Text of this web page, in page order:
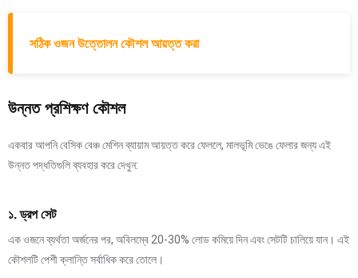
সঠিক ওজন উত্তোলন কৌশল আয়ত্ত করা
উন্নত প্রশিক্ষণ কৌশল
একবার আপনি বেসিক বেঞ্চ মেশিন ব্যায়াম আয়ত্ত করে ফেললে, মালভূমি ভেঙে ফেলার জন্য এই
উন্নত পদ্ধতিগুলি ব্যবহার করে দেখুন:
১. ড্রপ সেট
এক ওজনে ব্যর্থতা অর্জনের পর, অবিলম্বে 20-30% লোড কমিয়ে দিন এবং সেটটি চালিয়ে যান। এই
কৌশলটি পেশী ক্লান্তি সর্বাধিক করে তোলে।